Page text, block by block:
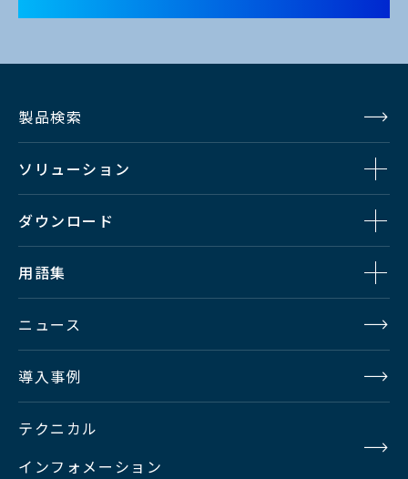
製品検索
ソリューション
ダウンロード
用語集
ニュース
導入事例
テクニカル
インフォメーション